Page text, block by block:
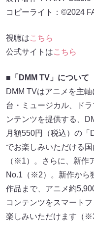
コピーライト：©2024
視聴はこちら
公式サイトはこちら
■「DMM TV」について
DMM TVはアニメを主
台・ミュージカル、ド
ンテンツを提供する、
月額550円（税込）の「
でお楽しみいただける
（※1）。さらに、新作
No.1（※2）。新作から
作品まで、アニメ約
コンテンツをスマート
楽しみいただけます（